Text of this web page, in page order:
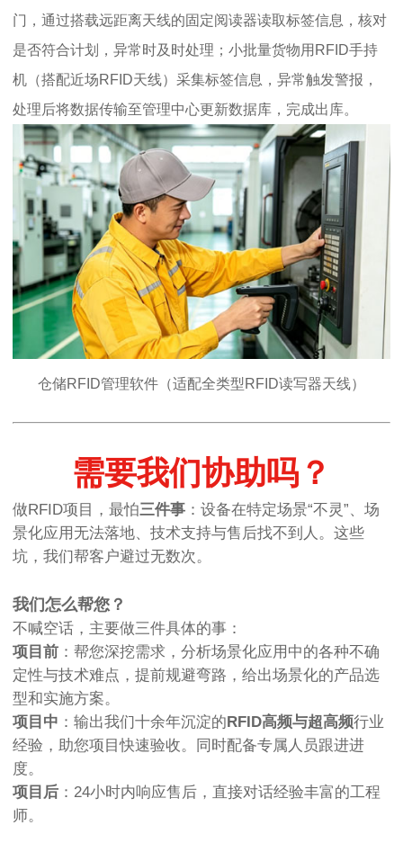
门，通过搭载远距离天线的固定阅读器读取标签信息，核对
是否符合计划，异常时及时处理；小批量货物用RFID手持
机（搭配近场RFID天线）采集标签信息，异常触发警报，
处理后将数据传输至管理中心更新数据库，完成出库。
仓储RFID管理软件（适配全类型RFID读写器天线）
需要我们协助吗？
做RFID项目，最怕三件事 ：设备在特定场景“不灵”、场
景化应用无法落地、技术支持与售后找不到人。这些
坑，我们帮客户避过无数次。
我们怎么帮您？
不喊空话，主要做三件具体的事：
项目前 ：帮您深挖需求，分析场景化应用中的各种不确
定性与技术难点，提前规避弯路，给出场景化的产品选
型和实施方案。
项目中 ：输出我们十余年沉淀的RFID高频与超高频行业
经验，助您项目快速验收。同时配备专属人员跟进进
度。
项目后 ：24小时内响应售后，直接对话经验丰富的工程
师。